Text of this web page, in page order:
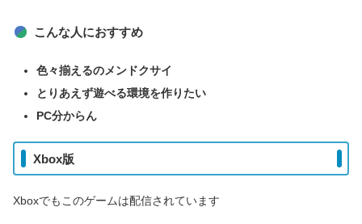
こんな人におすすめ
色々揃えるのメンドクサイ
とりあえず遊べる環境を作りたい
PC分からん
Xbox版
Xboxでもこのゲームは配信されています